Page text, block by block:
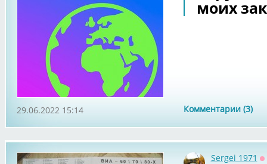
моих
Комментарии (3)
29.06.2022 15:14
Sergei 1971